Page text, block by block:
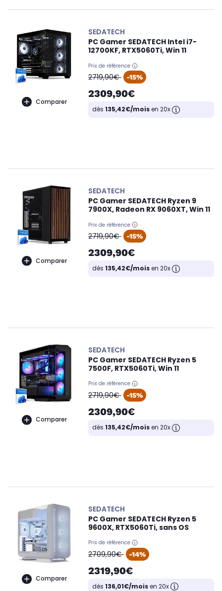
Comparer
SEDATECH
PC Gamer SEDATECH Intel i7-
12700KF, RTX5060Ti, Win 11
Prix de référence
oldPrice
2719,90€ -15%
2309,90€
dès 135,42€/moisen 20x
Comparer
SEDATECH
PC Gamer SEDATECH Ryzen 9
7900X, Radeon RX 9060XT, Win 11
Prix de référence
oldPrice
2719,90€ -15%
2309,90€
dès 135,42€/moisen 20x
Comparer
SEDATECH
PC Gamer SEDATECH Ryzen 5
7500F, RTX5060Ti, Win 11
Prix de référence
oldPrice
2719,90€ -15%
2309,90€
dès 135,42€/moisen 20x
Comparer
SEDATECH
PC Gamer SEDATECH Ryzen 5
9600X, RTX5060Ti, sans OS
Prix de référence
oldPrice
2709,90€ -14%
2319,90€
dès 136,01€/moisen 20x